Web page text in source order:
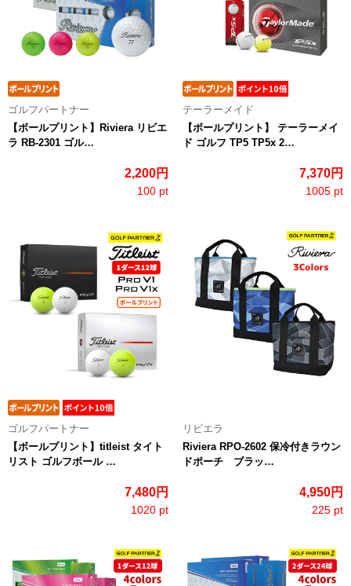
ゴルフパートナー
【ボールプリント】Riviera リビエ
ラ RB-2301 ゴル…
2,200円
100 pt
テーラーメイド
【ボールプリント】 テーラーメイ
ド ゴルフ TP5 TP5x 2…
7,370円
1005 pt
ゴルフパートナー
【ボールプリント】titleist タイト
リスト ゴルフボール …
7,480円
1020 pt
リビエラ
Riviera RPO-2602 保冷付きラウン
ドポーチ ブラッ…
4,950円
225 pt